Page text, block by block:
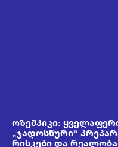
ოზემპიკი:
„ჯადოსნური“
რისკები და რეალობა